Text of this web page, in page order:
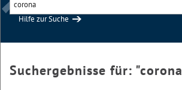
Hilfe zur Suche
Suchergebnisse für: "corona